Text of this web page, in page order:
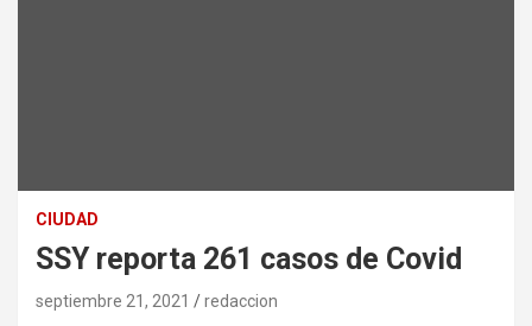
CIUDAD
SSY reporta 261 casos de Covid
septiembre 21, 2021 redaccion